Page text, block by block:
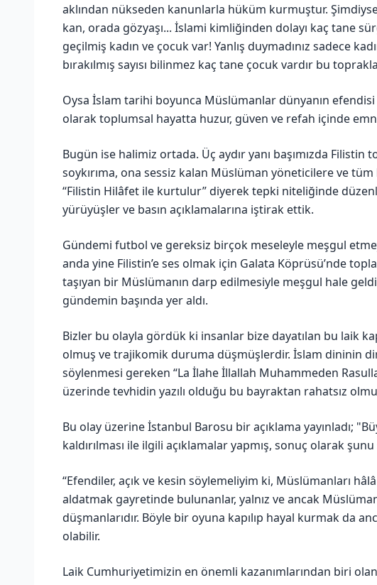
aklından nükseden kanunlarla hüküm kurmuştur.
kan, orada gözyaşı... İslami kimliğinden dolayı kaç tane
geçilmiş kadın ve çocuk var! Yanlış duymadınız sadece
bırakılmış sayısı bilinmez kaç tane çocuk vardır bu
Oysa İslam tarihi boyunca Müslümanlar dünyanın
olarak toplumsal hayatta huzur, güven ve refah içinde
Bugün ise halimiz ortada. Üç aydır yanı başımızda
soykırıma, ona sessiz kalan Müslüman yöneticilere ve
“Filistin Hilâfet ile kurtulur” diyerek tepki niteliğinde
yürüyüşler ve basın açıklamalarına iştirak ettik.
Gündemi futbol ve gereksiz birçok meseleyle meşgul
anda yine Filistin’e ses olmak için Galata Köprüsü’nde
taşıyan bir Müslümanın darp edilmesiyle meşgul hale
gündemin başında yer aldı.
Bizler bu olayla gördük ki insanlar bize dayatılan bu laik
olmuş ve trajikomik duruma düşmüşlerdir. İslam dininin
söylenmesi gereken “La İlahe İllallah Muhammeden
üzerinde tevhidin yazılı olduğu bu bayraktan rahatsız
Bu olay üzerine İstanbul Barosu bir açıklama yayınladı;
kaldırılması ile ilgili açıklamalar yapmış, sonuç olarak
“Efendiler, açık ve kesin söylemeliyim ki, Müslümanları
aldatmak gayretinde bulunanlar, yalnız ve ancak
düşmanlarıdır. Böyle bir oyuna kapılıp hayal kurmak da
olabilir.
Laik Cumhuriyetimizin en önemli kazanımlarından biri